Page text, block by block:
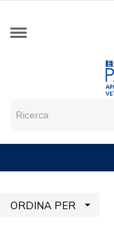
ORDINA PER 